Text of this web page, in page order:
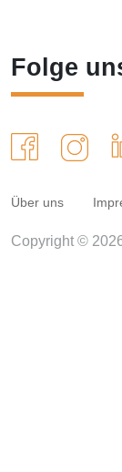
Folge
Über uns
Copyright ©